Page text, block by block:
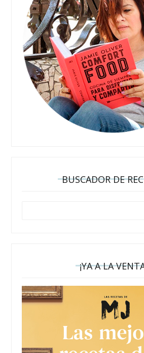
BUSCADOR DE
¡YA A LA